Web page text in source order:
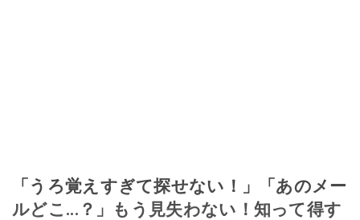
「うろ覚えすぎて探せない！」「あのメー
ルどこ...？」もう見失わない！知って得す